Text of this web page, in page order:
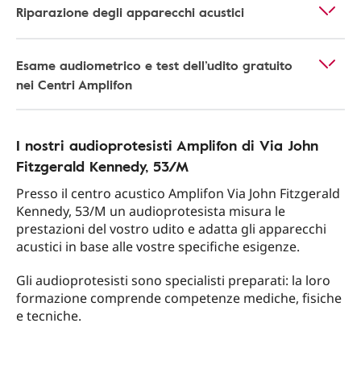
Riparazione degli apparecchi acustici
Esame audiometrico e test dell’udito gratuito
nei Centri Amplifon
I nostri audioprotesisti Amplifon di Via John
Fitzgerald Kennedy, 53/M
Presso il centro acustico Amplifon Via John Fitzgerald
Kennedy, 53/M un audioprotesista misura le
prestazioni del vostro udito e adatta gli apparecchi
acustici in base alle vostre specifiche esigenze.
Gli audioprotesisti sono specialisti preparati: la loro
formazione comprende competenze mediche, fisiche
e tecniche.